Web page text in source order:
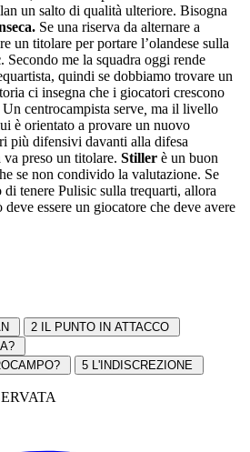
un salto di qualità ulteriore. Bisogna
Se una riserva da alternare a
un titolare per portare l’olandese sulla
. Secondo me la squadra oggi rende
quindi se dobbiamo trovare un
ci insegna che i giocatori crescono
centrocampista serve ma il livello
è orientato a provare un nuovo
più difensivi davanti alla difesa
preso un titolare. Stiller è un buon
se non condivido la valutazione. Se
tenere Pulisic sulla trequarti, allora
essere un giocatore che deve avere
2 IL PUNTO IN ATTACCO
5 L'INDISCREZIONE